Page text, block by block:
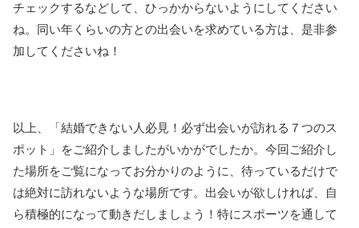
チェックするなどして、ひっかからないようにしてください
ね。同い年くらいの方との出会いを求めている方は、是非参
加してくださいね！
以上、「結婚できない人必見！必ず出会いが訪れる７つのス
ポット」をご紹介しましたがいかがでしたか。今回ご紹介し
た場所をご覧になってお分かりのように、待っているだけで
は絶対に訪れないような場所です。出会いが欲しければ、自
ら積極的になって動きだしましょう！特にスポーツを通して